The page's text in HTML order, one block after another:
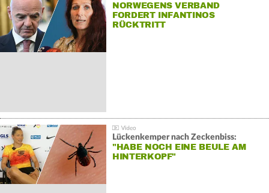
NORWEGENS VERBAND
FORDERT INFANTINOS
RÜCKTRITT
Lückenkemper nach Zeckenbiss:
"HABE NOCH EINE BEULE AM
HINTERKOPF"